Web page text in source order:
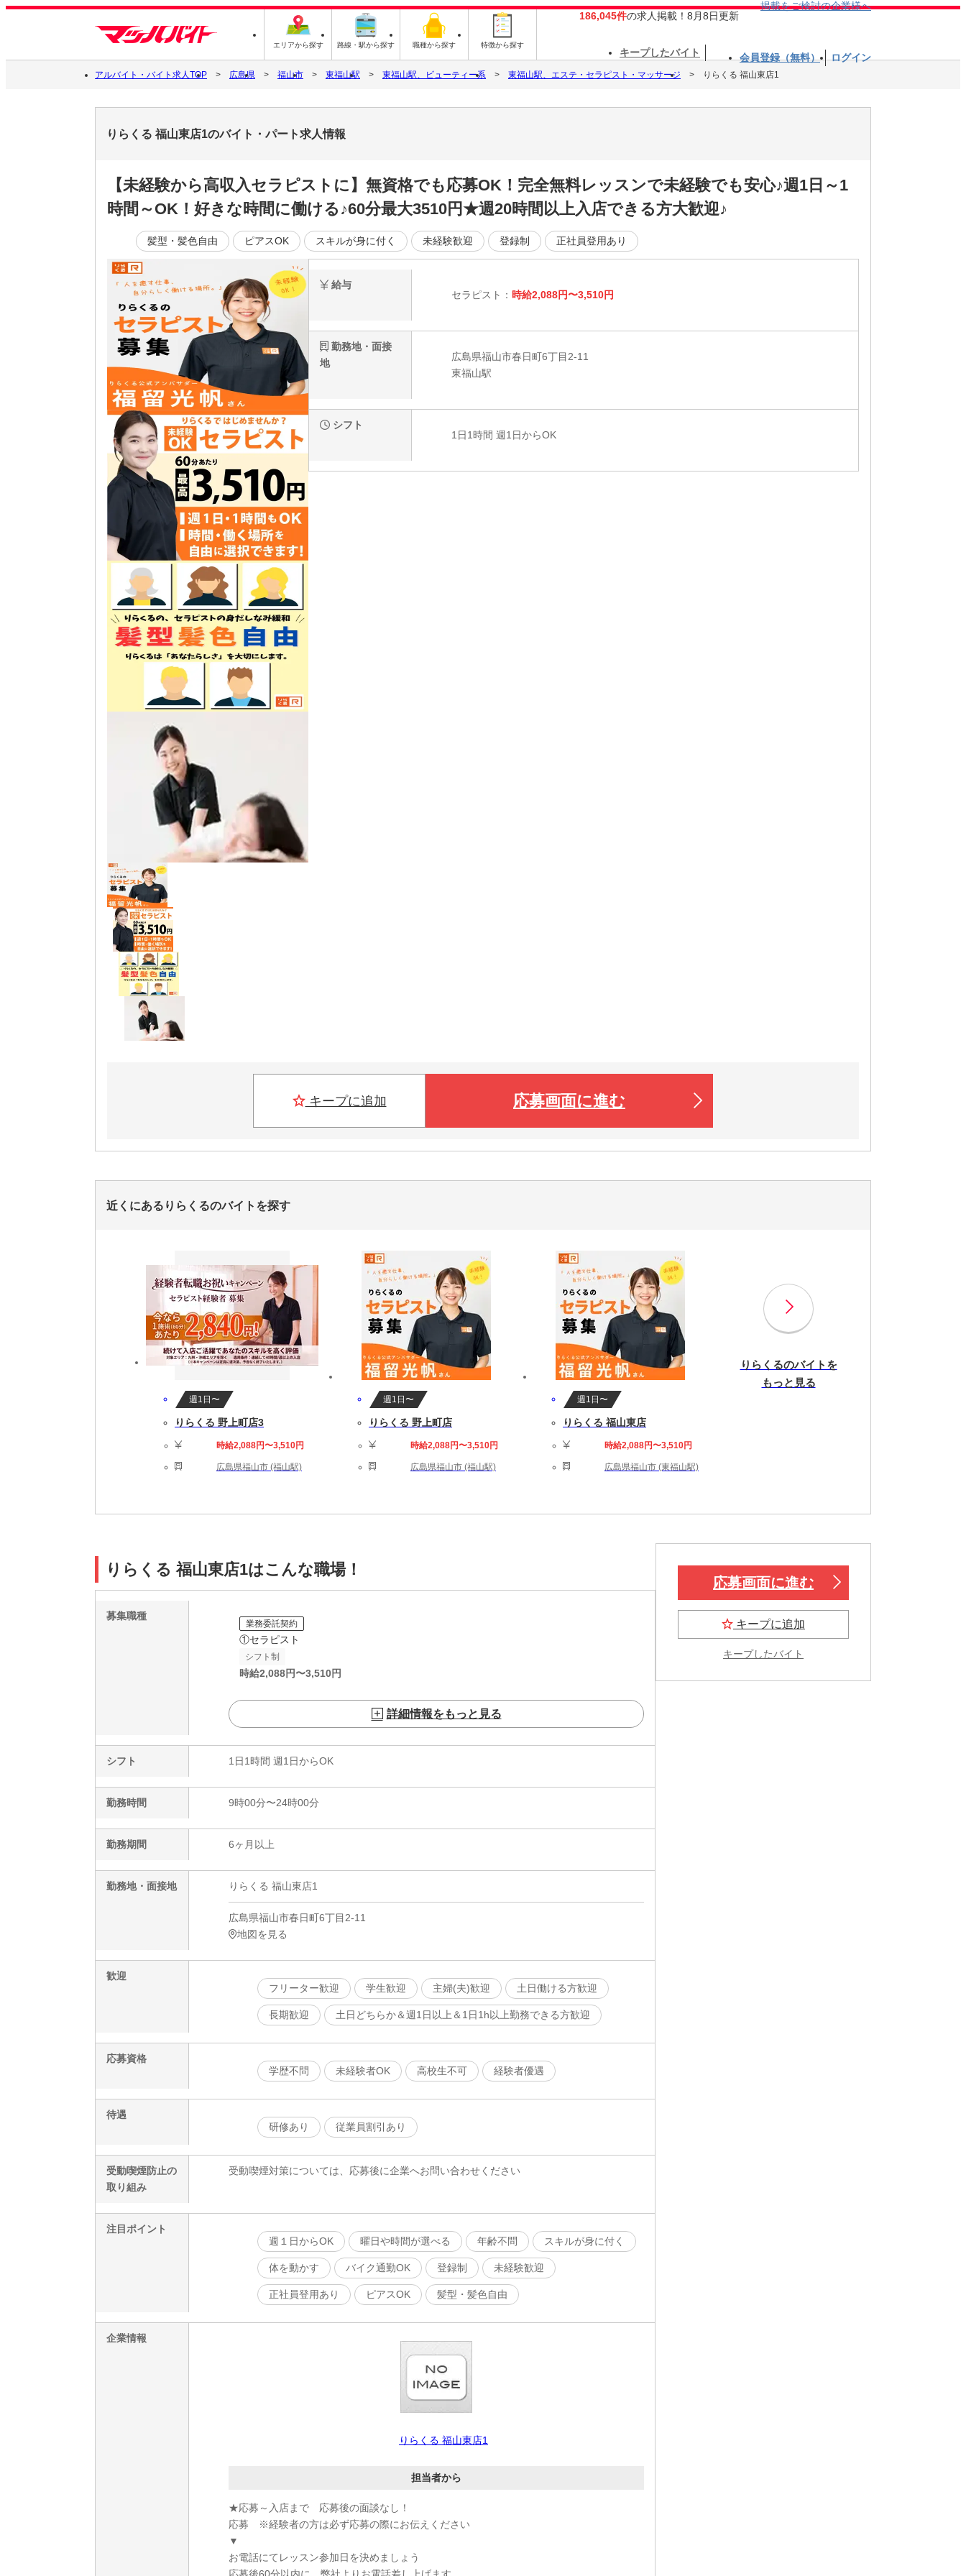
エリアから探す 路線・駅から探す 職種から探す 特徴から探す
186,045件の求人掲載！8月8日更新
掲載をご検討の企業様へ
キープしたバイト 会員登録（無料） ログイン
アルバイト・バイト求人TOP 広島県 福山市 東福山駅 東福山駅、ビューティー系 東福山駅、エステ・セラピスト・マッサージ りらくる 福山東店1
りらくる 福山東店1のバイト・パート求人情報
【未経験から高収入セラピストに】無資格でも応募OK！完全無料レッスンで未経験でも安心♪週1日～1
時間～OK！好きな時間に働ける♪60分最大3510円★週20時間以上入店できる方大歓迎♪
髪型・髪色自由 ピアスOK スキルが身に付く 未経験歓迎 登録制 正社員登用あり
給与
セラピスト： 時給2,088円〜3,510円
勤務地・面接
地
広島県福山市春日町6丁目2-11
東福山駅
シフト
1日1時間 週1日からOK
キープに追加 応募画面に進む
近くにあるりらくるのバイトを探す
週1日〜
りらくる 野上町店3
時給2,088円〜3,510円
広島県福山市 (福山駅)
週1日〜
りらくる 野上町店
時給2,088円〜3,510円
広島県福山市 (福山駅)
週1日〜
りらくる 福山東店
時給2,088円〜3,510円
広島県福山市 (東福山駅)
りらくるのバイトを
もっと見る
りらくる 福山東店1はこんな職場！
募集職種
業務委託契約
①セラピスト
シフト制
時給2,088円〜3,510円
詳細情報をもっと見る
シフト 1日1時間 週1日からOK
勤務時間 9時00分〜24時00分
勤務期間 6ヶ月以上
勤務地・面接地 りらくる 福山東店1
広島県福山市春日町6丁目2-11
地図を見る
歓迎
フリーター歓迎
学生歓迎 主婦(夫)歓迎 土日働ける方歓迎
長期歓迎 土日どちらか＆週1日以上＆1日1h以上勤務できる方歓迎
応募資格
学歴不問
未経験者OK 高校生不可 経験者優遇
待遇
研修あり
従業員割引あり
受動喫煙防止の
取り組み
受動喫煙対策については、応募後に企業へお問い合わせください
注目ポイント
週１日からOK
曜日や時間が選べる 年齢不問 スキルが身に付く
体を動かす バイク通勤OK 登録制 未経験歓迎
正社員登用あり ピアスOK 髪型・髪色自由
企業情報
りらくる 福山東店1
担当者から
★応募～入店まで 応募後の面談なし！
応募 ※経験者の方は必ず応募の際にお伝えください
▼
お電話にてレッスン参加日を決めましょう
応募画面に進む
キープに追加
キープしたバイト